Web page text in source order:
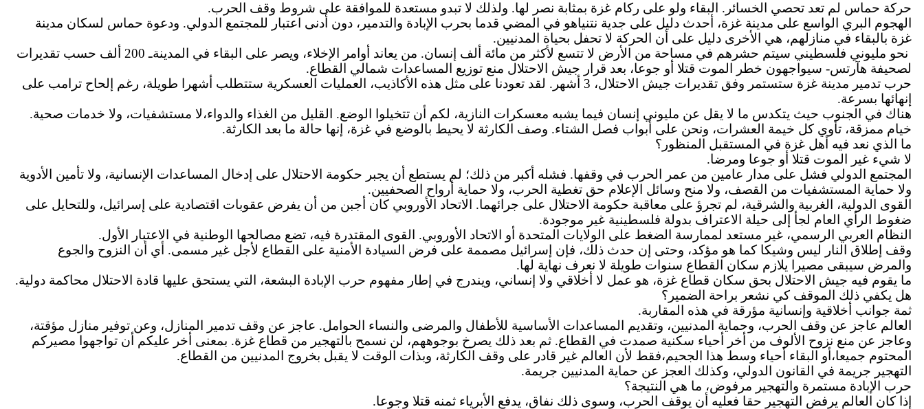
حركة حماس لم تعد تحصي الخسائر. البقاء ولو على ركام غزة بمثابة نصر لها. ولذلك لا تبدو مستعدة للموافقة على شروط وقف الحرب.
الهجوم البري الواسع على مدينة غزة، أحدث دليل على جدية نتنياهو في المضي قدما بحرب الإبادة والتدمير، دون أدنى اعتبار للمجتمع الدولي. ودعوة حماس لسكان مدينة
غزة بالبقاء في منازلهم، هي الأخرى دليل على أن الحركة لا تحفل بحياة المدنيين.
نحو مليوني فلسطيني سيتم حشرهم في مساحة من الأرض لا تتسع لأكثر من مائة ألف إنسان. من يعاند أوامر الإخلاء، ويصر على البقاء في المدينةـ 200 ألف حسب تقديرات
لصحيفة هآرتس- سيواجهون خطر الموت قتلا أو جوعا، بعد قرار جيش الاحتلال منع توزيع المساعدات شمالي القطاع.
حرب تدمير مدينة غزة ستستمر وفق تقديرات جيش الاحتلال، 3 أشهر. لقد تعودنا على مثل هذه الأكاذيب، العمليات العسكرية ستتطلب أشهرا طويلة، رغم إلحاح ترامب على
إنهائها بسرعة.
هناك في الجنوب حيث يتكدس ما لا يقل عن مليوني إنسان فيما يشبه معسكرات النازية، لكم أن تتخيلوا الوضع. القليل من الغذاء والدواء،لا مستشفيات، ولا خدمات صحية.
خيام ممزقة، تأوي كل خيمة العشرات، ونحن على أبواب فصل الشتاء. وصف الكارثة لا يحيط بالوضع في غزة، إنها حالة ما بعد الكارثة.
ما الذي نعد فيه أهل غزة في المستقبل المنظور؟
لا شيء غير الموت قتلا أو جوعا ومرضا.
المجتمع الدولي فشل على مدار عامين من عمر الحرب في وقفها. فشله أكبر من ذلك؛ لم يستطع أن يجبر حكومة الاحتلال على إدخال المساعدات الإنسانية، ولا تأمين الأدوية
ولا حماية المستشفيات من القصف، ولا منح وسائل الإعلام حق تغطية الحرب، ولا حماية أرواح الصحفيين.
القوى الدولية، الغربية والشرقية، لم تجرؤ على معاقبة حكومة الاحتلال على جرائهما. الاتحاد الأوروبي كان أجبن من أن يفرض عقوبات اقتصادية على إسرائيل، وللتحايل على
ضغوط الرأي العام لجأ إلى حيلة الاعتراف بدولة فلسطينية غير موجودة.
النظام العربي الرسمي، غير مستعد لممارسة الضغط على الولايات المتحدة أو الاتحاد الأوروبي. القوى المقتدرة فيه، تضع مصالحها الوطنية في الاعتبار الأول.
وقف إطلاق النار ليس وشيكا كما هو مؤكد، وحتى إن حدث ذلك، فإن إسرائيل مصممة على فرض السيادة الأمنية على القطاع لأجل غير مسمى. أي أن النزوح والجوع
والمرض سيبقى مصيرا يلازم سكان القطاع سنوات طويلة لا نعرف نهاية لها.
ما يقوم فيه جيش الاحتلال بحق سكان قطاع غزة، هو عمل لا أخلاقي ولا إنساني، ويندرج في إطار مفهوم حرب الإبادة البشعة، التي يستحق عليها قادة الاحتلال محاكمة دولية.
هل يكفي ذلك الموقف كي نشعر براحة الضمير؟
ثمة جوانب أخلاقية وإنسانية مؤرقة في هذه المقاربة.
العالم عاجز عن وقف الحرب، وحماية المدنيين، وتقديم المساعدات الأساسية للأطفال والمرضى والنساء الحوامل. عاجز عن وقف تدمير المنازل، وعن توفير منازل مؤقتة،
وعاجز عن منع نزوح الألوف من أخر أحياء سكنية صمدت في القطاع. ثم بعد ذلك يصرخ بوجوههم، لن نسمح بالتهجير من قطاع غزة. بمعنى أخر عليكم أن تواجهوا مصيركم
المحتوم جميعا،أو البقاء أحياء وسط هذا الجحيم،فقط لأن العالم غير قادر على وقف الكارثة، وبذات الوقت لا يقبل بخروج المدنيين من القطاع.
التهجير جريمة في القانون الدولي، وكذلك العجز عن حماية المدنيين جريمة.
حرب الإبادة مستمرة والتهجير مرفوض، ما هي النتيجة؟
إذا كان العالم يرفض التهجير حقا فعليه أن يوقف الحرب، وسوى ذلك نفاق، يدفع الأبرياء ثمنه قتلا وجوعا.